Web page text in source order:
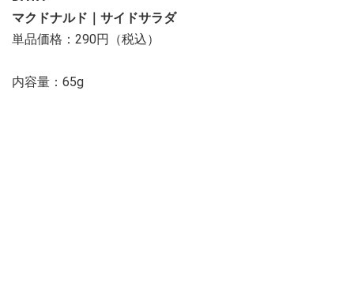
マクドナルド｜サイドサラダ
単品価格：290円（税込）
内容量：65g